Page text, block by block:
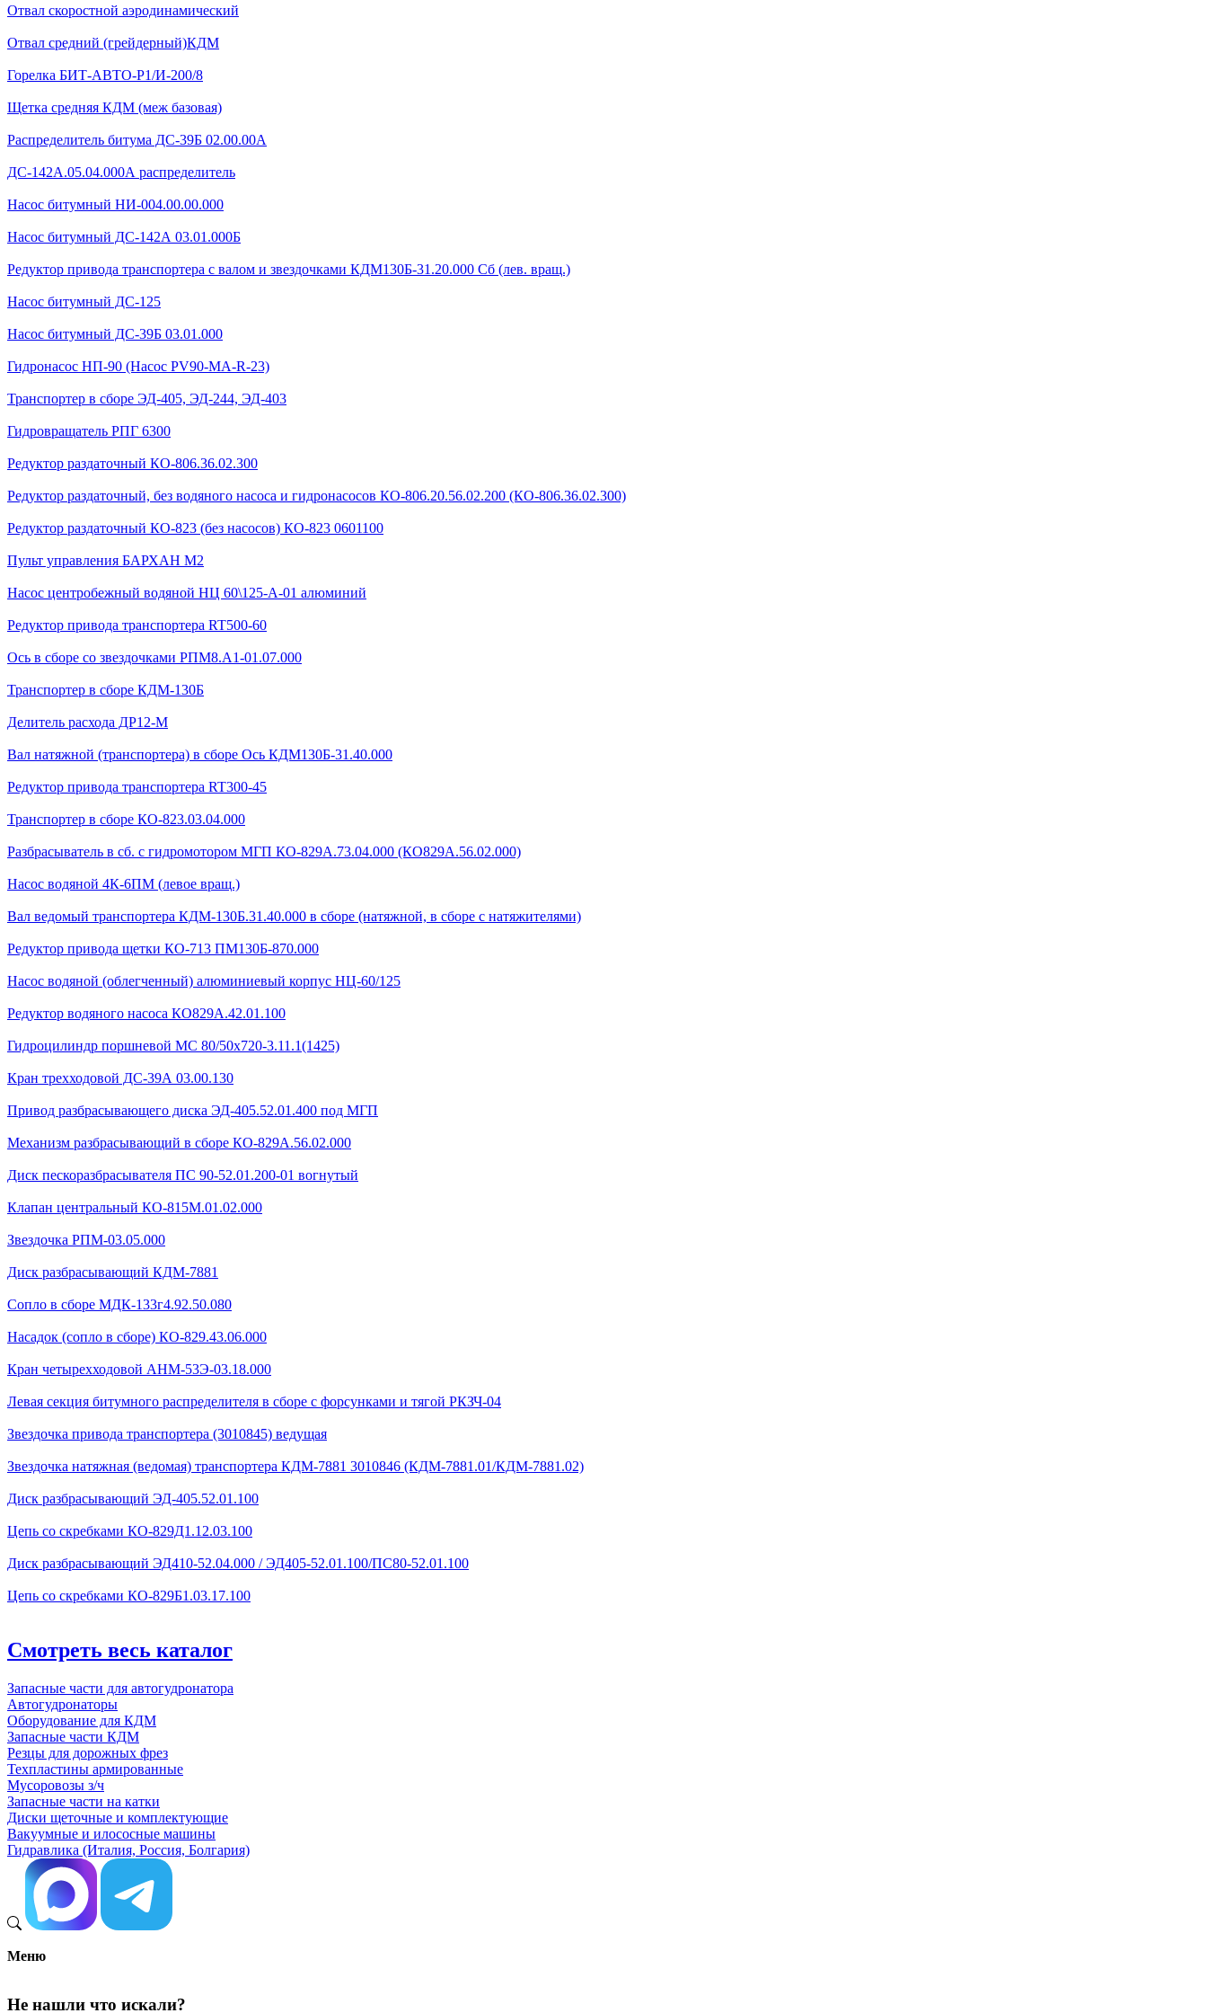
Отвал скоростной аэродинамический
Отвал средний (грейдерный)КДМ
Горелка БИТ-АВТО-Р1/И-200/8
Щетка средняя КДМ (меж базовая)
Распределитель битума ДС-39Б 02.00.00А
ДС-142А.05.04.000А распределитель
Насос битумный НИ-004.00.00.000
Насос битумный ДС-142А 03.01.000Б
Редуктор привода транспортера с валом и звездочками КДМ130Б-31.20.000 Сб (лев. вращ.)
Насос битумный ДС-125
Насос битумный ДС-39Б 03.01.000
Гидронасос НП-90 (Насос PV90-MA-R-23)
Транспортер в сборе ЭД-405, ЭД-244, ЭД-403
Гидровращатель РПГ 6300
Редуктор раздаточный КО-806.36.02.300
Редуктор раздаточный, без водяного насоса и гидронасосов КО-806.20.56.02.200 (КО-806.36.02.300)
Редуктор раздаточный КО-823 (без насосов) КО-823 0601100
Пульт управления БАРХАН М2
Насос центробежный водяной НЦ 60\125-А-01 алюминий
Редуктор привода транспортера RT500-60
Ось в сборе со звездочками РПМ8.А1-01.07.000
Транспортер в сборе КДМ-130Б
Делитель расхода ДР12-М
Вал натяжной (транспортера) в сборе Ось КДМ130Б-31.40.000
Редуктор привода транспортера RT300-45
Транспортер в сборе КО-823.03.04.000
Разбрасыватель в сб. с гидромотором МГП КО-829А.73.04.000 (КО829А.56.02.000)
Насос водяной 4К-6ПМ (левое вращ.)
Вал ведомый транспортера КДМ-130Б.31.40.000 в сборе (натяжной, в сборе с натяжителями)
Редуктор привода щетки КО-713 ПМ130Б-870.000
Насос водяной (облегченный) алюминиевый корпус НЦ-60/125
Редуктор водяного насоса КО829А.42.01.100
Гидроцилиндр поршневой МС 80/50х720-3.11.1(1425)
Кран трехходовой ДС-39А 03.00.130
Привод разбрасывающего диска ЭД-405.52.01.400 под МГП
Механизм разбрасывающий в сборе КО-829А.56.02.000
Диск пескоразбрасывателя ПС 90-52.01.200-01 вогнутый
Клапан центральный КО-815М.01.02.000
Звездочка РПМ-03.05.000
Диск разбрасывающий КДМ-7881
Сопло в сборе МДК-133г4.92.50.080
Насадок (сопло в сборе) КО-829.43.06.000
Кран четырехходовой AHМ-53Э-03.18.000
Левая секция битумного распределителя в сборе с форсунками и тягой РКЗЧ-04
Звездочка привода транспортера (3010845) ведущая
Звездочка натяжная (ведомая) транспортера КДМ-7881 3010846 (КДМ-7881.01/КДМ-7881.02)
Диск разбрасывающий ЭД-405.52.01.100
Цепь со скребками КО-829Д1.12.03.100
Диск разбрасывающий ЭД410-52.04.000 / ЭД405-52.01.100/ПС80-52.01.100
Цепь со скребками КО-829Б1.03.17.100
Смотреть весь каталог
Запасные части для автогудронатора
Автогудронаторы
Оборудование для КДМ
Запасные части КДМ
Резцы для дорожных фрез
Техпластины армированные
Мусоровозы з/ч
Запасные части на катки
Диски щеточные и комплектующие
Вакуумные и илососные машины
Гидравлика (Италия, Россия, Болгария)
Меню
Не нашли что искали?